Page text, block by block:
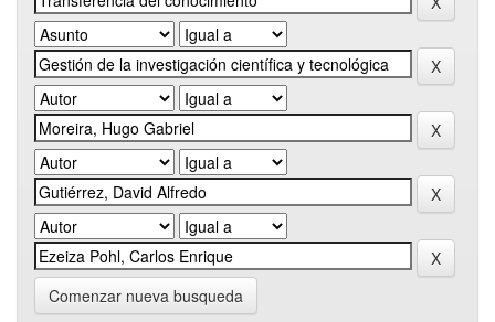
Comenzar nueva busqueda